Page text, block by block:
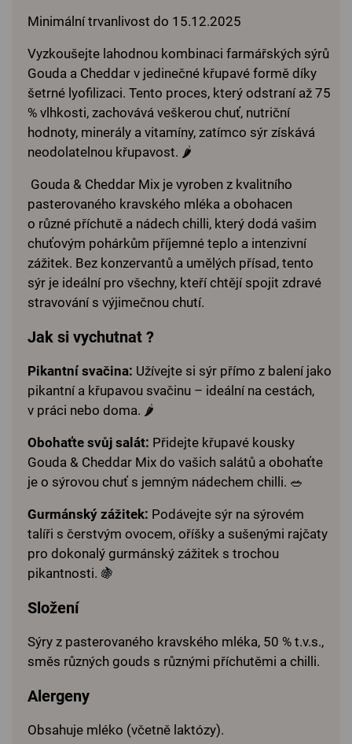
Minimální trvanlivost do 15.12.2025
Vyzkoušejte lahodnou kombinaci farmářských sýrů
Gouda a Cheddar v jedinečné křupavé formě díky
šetrné lyofilizaci. Tento proces, který odstraní až 75
% vlhkosti, zachovává veškerou chuť, nutriční
hodnoty, minerály a vitamíny, zatímco sýr získává
neodolatelnou křupavost. 🌶️
Gouda & Cheddar Mix je vyroben z kvalitního
pasterovaného kravského mléka a obohacen
o různé příchutě a nádech chilli, který dodá vašim
chuťovým pohárkům příjemné teplo a intenzivní
zážitek. Bez konzervantů a umělých přísad, tento
sýr je ideální pro všechny, kteří chtějí spojit zdravé
stravování s výjimečnou chutí.
Jak si vychutnat ?
Pikantní svačina: Užívejte si sýr přímo z balení jako
pikantní a křupavou svačinu – ideální na cestách,
v práci nebo doma. 🌶️
Obohaťte svůj salát: Přidejte křupavé kousky
Gouda & Cheddar Mix do vašich salátů a obohaťte
je o sýrovou chuť s jemným nádechem chilli. 🥗
Gurmánský zážitek: Podávejte sýr na sýrovém
talíři s čerstvým ovocem, oříšky a sušenými rajčaty
pro dokonalý gurmánský zážitek s trochou
pikantnosti. 🍇
Složení
Sýry z pasterovaného kravského mléka, 50 % t.v.s.,
směs různých gouds s různými příchutěmi a chilli.
Alergeny
Obsahuje mléko (včetně laktózy).